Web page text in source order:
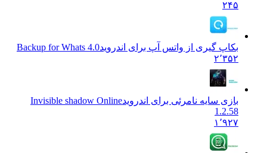
بکاپ گیری از واتس آپ برای اندروید Backup for Whats 4.0
بازی سایه نامرئی برای اندروید Invisible shadow Online